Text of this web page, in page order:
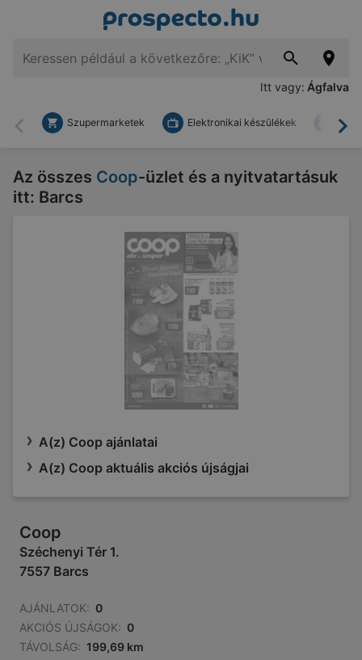
Itt vagy: Ágfalva
Vissza
Szupermarketek Elektronikai készülékek
Az összes Coop-üzlet és a nyitvatartásuk
itt: Barcs
A(z) Coop ajánlatai
A(z) Coop aktuális akciós újságjai
Coop
Széchenyi Tér 1.
7557 Barcs
AJÁNLATOK: 0
AKCIÓS ÚJSÁGOK: 0
TÁVOLSÁG: 199,69 km